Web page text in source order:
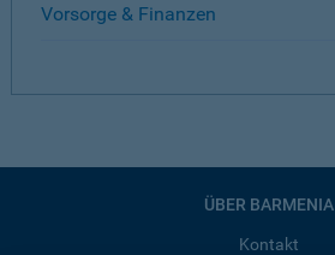
Vorsorge & Finanzen
ÜBER BARMENIA
Kontakt